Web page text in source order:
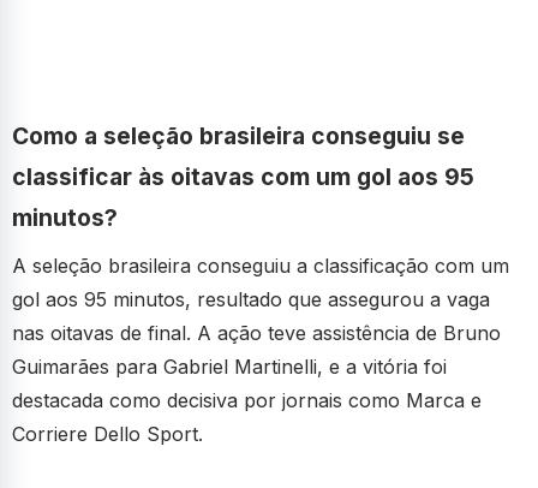
Como a seleção brasileira conseguiu se
classificar às oitavas com um gol aos 95
minutos?
A seleção brasileira conseguiu a classificação com um
gol aos 95 minutos, resultado que assegurou a vaga
nas oitavas de final. A ação teve assistência de Bruno
Guimarães para Gabriel Martinelli, e a vitória foi
destacada como decisiva por jornais como Marca e
Corriere Dello Sport.